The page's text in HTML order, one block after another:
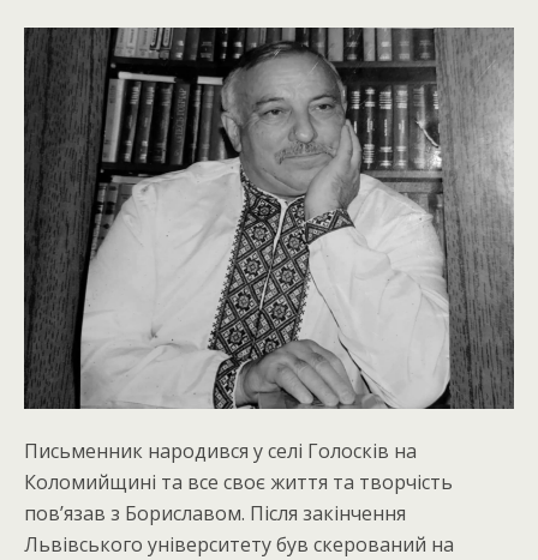
Письменник народився у селі Голосків на
Коломийщині та все своє життя та творчість
пов’язав з Бориславом. Після закінчення
Львівського університету був скерований на